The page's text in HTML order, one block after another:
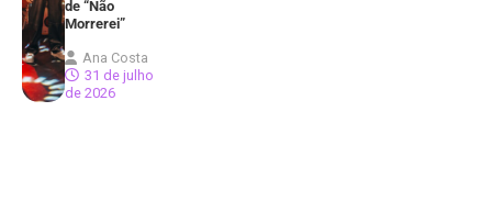
de “Não
Morrerei”
Ana Costa
31 de julho
de 2026